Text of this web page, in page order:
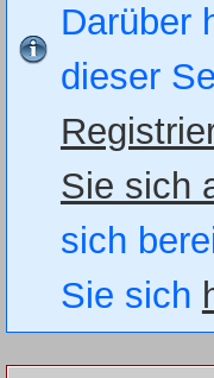
Darüber
dieser
Sie sich
sich
Sie sich